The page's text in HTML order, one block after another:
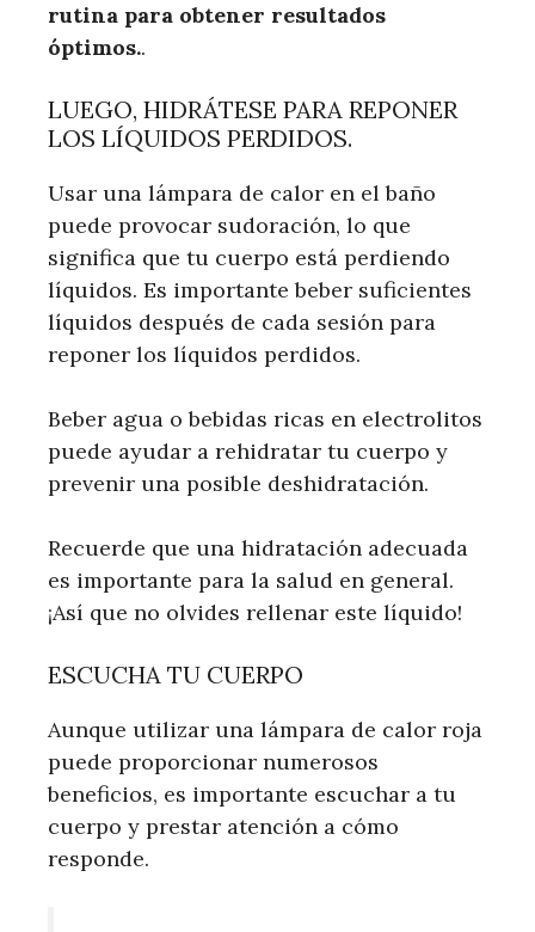
rutina para obtener resultados
óptimos..
LUEGO, HIDRÁTESE PARA REPONER
LOS LÍQUIDOS PERDIDOS.
Usar una lámpara de calor en el baño
puede provocar sudoración, lo que
significa que tu cuerpo está perdiendo
líquidos. Es importante beber suficientes
líquidos después de cada sesión para
reponer los líquidos perdidos.
Beber agua o bebidas ricas en electrolitos
puede ayudar a rehidratar tu cuerpo y
prevenir una posible deshidratación.
Recuerde que una hidratación adecuada
es importante para la salud en general.
¡Así que no olvides rellenar este líquido!
ESCUCHA TU CUERPO
Aunque utilizar una lámpara de calor roja
puede proporcionar numerosos
beneficios, es importante escuchar a tu
cuerpo y prestar atención a cómo
responde.